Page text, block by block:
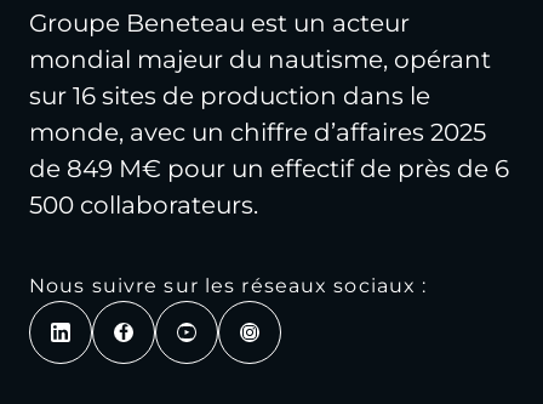
Groupe Beneteau est un acteur
mondial majeur du nautisme, opérant
sur 16 sites de production dans le
monde, avec un chiffre d’affaires 2025
de 849 M€ pour un effectif de près de 6
500 collaborateurs.
Nous suivre sur les réseaux sociaux :